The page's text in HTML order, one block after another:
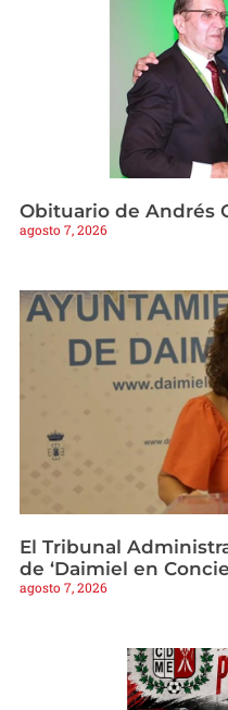
Obituario de Andrés
agosto 7, 2026
El Tribunal
de ‘Daimiel en
agosto 7, 2026